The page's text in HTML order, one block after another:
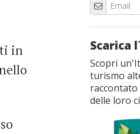
in
Scarica
Scopri
turismo
delle loro